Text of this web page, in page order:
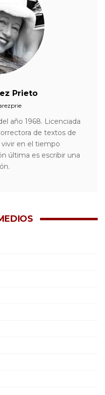
Prieto
año 1968. Licenciada
de textos de
en el tiempo
última es escribir una